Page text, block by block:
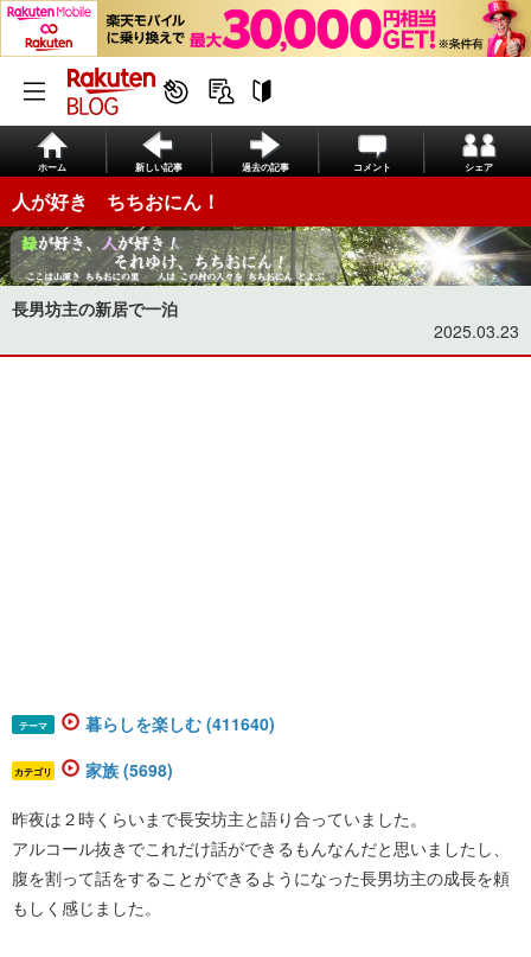
ホーム 新しい記事 過去の記事 コメント シェア
人が好き ちちおにん！
長男坊主の新居で一泊
2025.03.23
テーマ 暮らしを楽しむ (411640)
カテゴリ 家族 (5698)
昨夜は２時くらいまで長安坊主と語り合っていました。
アルコール抜きでこれだけ話ができるもんなんだと思いましたし、
腹を割って話をすることができるようになった長男坊主の成長を頼
もしく感じました。